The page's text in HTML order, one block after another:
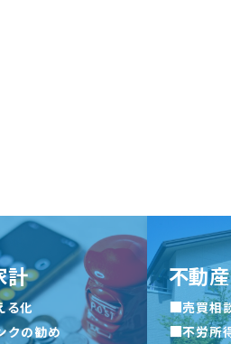
計
る化
クの勧め
不動
■売買相
■不労所